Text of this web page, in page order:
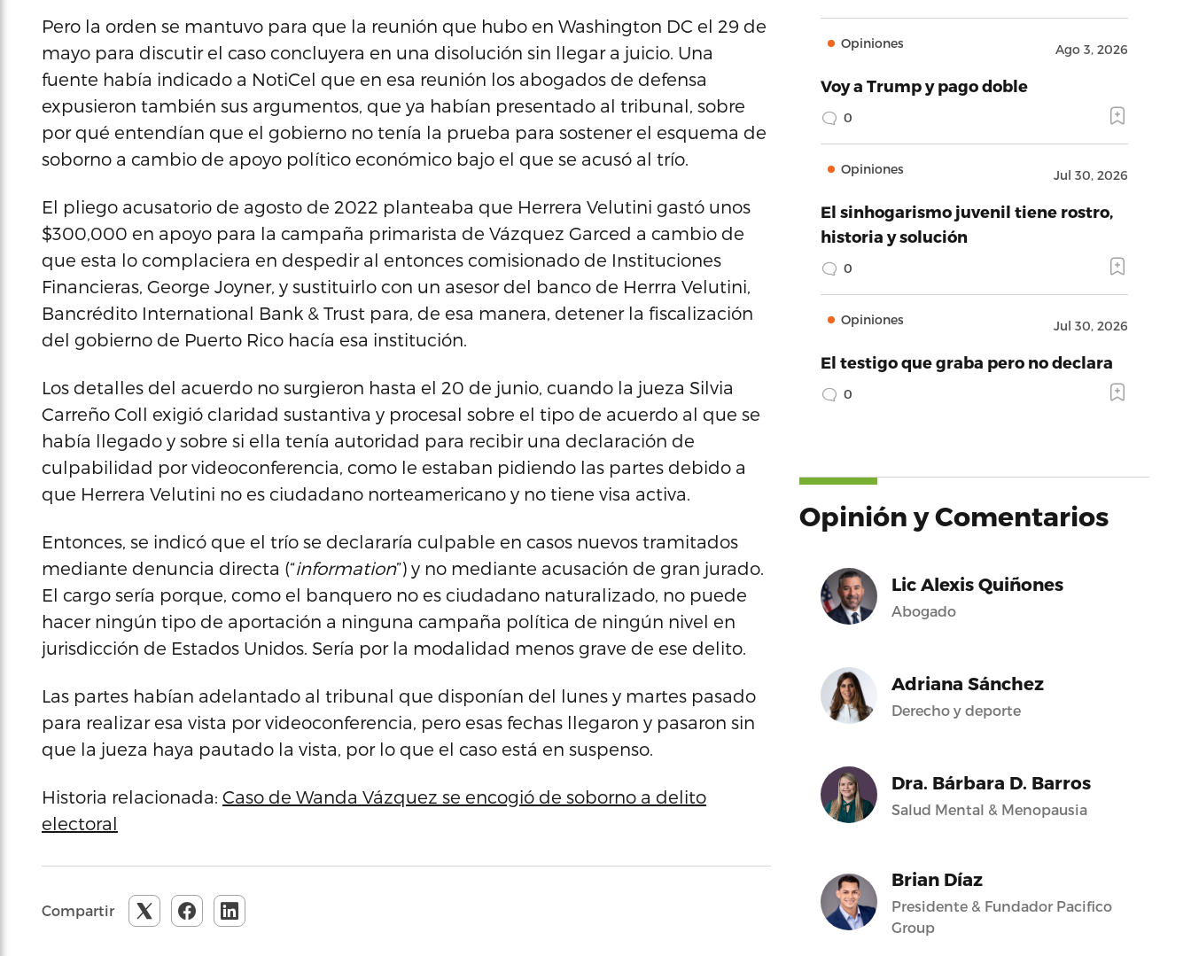
Pero la orden se mantuvo para que la reunión que hubo en Washington DC el 29 de
mayo para discutir el caso concluyera en una disolución sin llegar a juicio. Una
fuente había indicado a NotiCel que en esa reunión los abogados de defensa
expusieron también sus argumentos, que ya habían presentado al tribunal, sobre
por qué entendían que el gobierno no tenía la prueba para sostener el esquema de
soborno a cambio de apoyo político económico bajo el que se acusó al trío.
El pliego acusatorio de agosto de 2022 planteaba que Herrera Velutini gastó unos
$300,000 en apoyo para la campaña primarista de Vázquez Garced a cambio de
que esta lo complaciera en despedir al entonces comisionado de Instituciones
Financieras, George Joyner, y sustituirlo con un asesor del banco de Herrra Velutini,
Bancrédito International Bank & Trust para, de esa manera, detener la fiscalización
del gobierno de Puerto Rico hacía esa institución.
Los detalles del acuerdo no surgieron hasta el 20 de junio, cuando la jueza Silvia
Carreño Coll exigió claridad sustantiva y procesal sobre el tipo de acuerdo al que se
había llegado y sobre si ella tenía autoridad para recibir una declaración de
culpabilidad por videoconferencia, como le estaban pidiendo las partes debido a
que Herrera Velutini no es ciudadano norteamericano y no tiene visa activa.
Entonces, se indicó que el trío se declararía culpable en casos nuevos tramitados
mediante denuncia directa (“information”) y no mediante acusación de gran jurado.
El cargo sería porque, como el banquero no es ciudadano naturalizado, no puede
hacer ningún tipo de aportación a ninguna campaña política de ningún nivel en
jurisdicción de Estados Unidos. Sería por la modalidad menos grave de ese delito.
Las partes habían adelantado al tribunal que disponían del lunes y martes pasado
para realizar esa vista por videoconferencia, pero esas fechas llegaron y pasaron sin
que la jueza haya pautado la vista, por lo que el caso está en suspenso.
Historia relacionada: Caso de Wanda Vázquez se encogió de soborno a delito
electoral
Compartir
Opiniones Ago 3, 2026
Voy a Trump y pago doble
0
Opiniones Jul 30, 2026
El sinhogarismo juvenil tiene rostro,
historia y solución
0
Opiniones Jul 30, 2026
El testigo que graba pero no declara
0
Opinión y Comentarios
Lic Alexis Quiñones
Abogado
Adriana Sánchez
Derecho y deporte
Dra. Bárbara D. Barros
Salud Mental & Menopausia
Brian Díaz
Presidente & Fundador Pacifico
Group